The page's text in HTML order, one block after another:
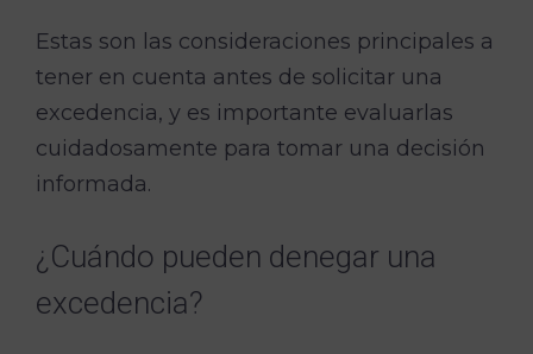
Estas son las consideraciones principales a
tener en cuenta antes de solicitar una
excedencia, y es importante evaluarlas
cuidadosamente para tomar una decisión
informada.
¿Cuándo pueden denegar una
excedencia?